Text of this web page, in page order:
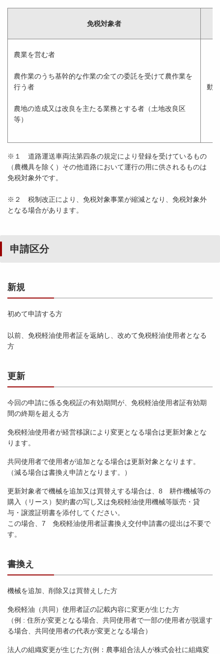
免税対象者
農業を営む者
農作業のうち基幹的な作業の全ての委託を受けて農作業を
行う者
農地の造成又は改良を主たる業務とする者（土地改良区
等）
動
※１ 道路運送車両法第四条の規定により登録を受けているもの
（農機具を除く）その他道路において運行の用に供されるものは
免税対象外です。
※２ 税制改正により、免税対象事業が縮減となり、免税対象外
となる場合があります。
申請区分
新規
初めて申請する方
以前、免税軽油使用者証を返納し、改めて免税軽油使用者となる
方
更新
今回の申請に係る免税証の有効期間が、免税軽油使用者証有効期
間の終期を超える方
免税軽油使用者が経営移譲により変更となる場合は更新対象とな
ります。
共同使用者で使用者が追加となる場合は更新対象となります。
（減る場合は書換え申請となります。）
更新対象者で機械を追加又は買替えする場合は、8 耕作機械等の
購入（リース）契約書の写し又は免税軽油使用機械等販売・貸
与・譲渡証明書を添付してください。
この場合、7 免税軽油使用者証書換え交付申請書の提出は不要で
す。
書換え
機械を追加、削除又は買替えした方
免税軽油（共同）使用者証の記載内容に変更が生じた方
（例 : 住所が変更となる場合、共同使用者で一部の使用者が脱退す
る場合、共同使用者の代表が変更となる場合）
法人の組織変更が生じた方(例：農事組合法人が株式会社に組織変